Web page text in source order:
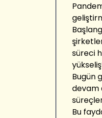
süreci
Bugün
devam
Bu